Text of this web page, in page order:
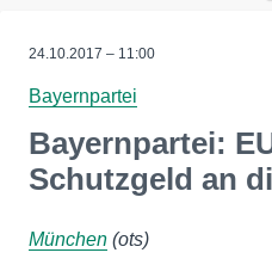
24.10.2017 – 11:00
Bayernpartei
Bayernpartei:
Schutzgeld an
München (ots)